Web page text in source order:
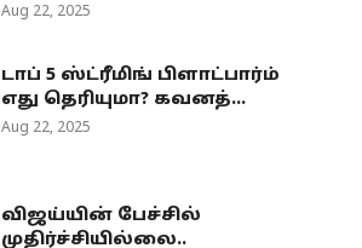
Aug 22, 2025
டாப் 5 ஸ்ட்ரீமிங் பிளாட்பார்ம்
எது தெரியுமா? கவனத்...
Aug 22, 2025
விஜய்யின் பேச்சில்
முதிர்ச்சியில்லை..